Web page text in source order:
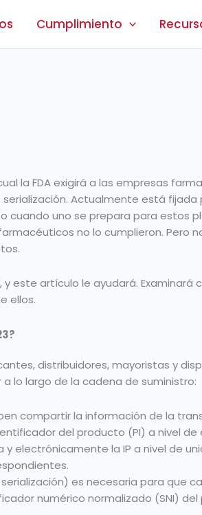
Cumplimiento
la FDA exigirá a las empresas
Actualmente está fijada
uno se prepara para estos
no lo cumplieron. Pero
este artículo le ayudará. Examinará
ellos.
distribuidores, mayoristas y
lo largo de la cadena de suministro:
compartir la información de la
del producto (PI) a nivel de
electrónicamente la IP a nivel de
es necesaria para que
numérico normalizado (SNI)